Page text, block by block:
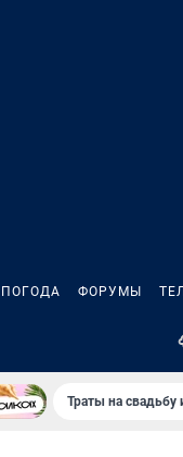
ПОГОДА ФОРУМЫ
Траты на свадьбу